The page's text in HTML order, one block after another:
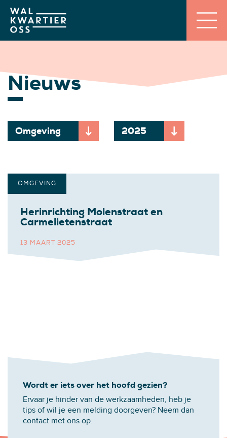
Nieuws
Momenteel gekozen onderwerp:
Omgeving
Momenteel gekozen
2025
Herinrichting Molenstraat en
Carmelietenstraat
13 MAART 2025
OMGEVING
Wordt er iets over het hoofd gezien?
Ervaar je hinder van de werkzaamheden, heb je
tips of wil je een melding doorgeven? Neem dan
contact met ons op.